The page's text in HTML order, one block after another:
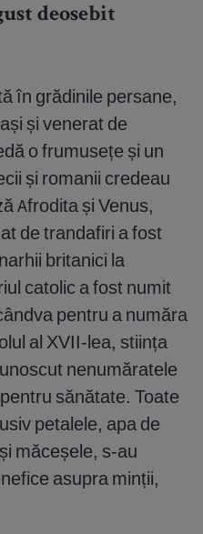
deosebit
în grădinile persane,
și venerat de
o frumusețe și un
și romanii credeau
Afrodita și Venus,
de trandafiri a fost
britanici la
catolic a fost numit
pentru a număra
al XVII-lea, stiința
nenumăratele
sănătate. Toate
petalele, apa de
măceșele, s-au
asupra minții,